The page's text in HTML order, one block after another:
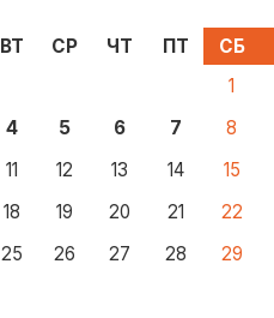
ВТ СР ЧТ ПТ СБ
1
4 5 6 7 8
11 12 13 14 15
18 19 20 21 22
25 26 27 28 29